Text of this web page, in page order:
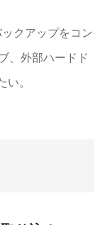
クアップをコン
、外部ハードド
い。